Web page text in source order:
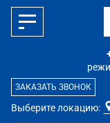
Выберите локацию:
ЗАКАЗАТЬ ЗВОНОК